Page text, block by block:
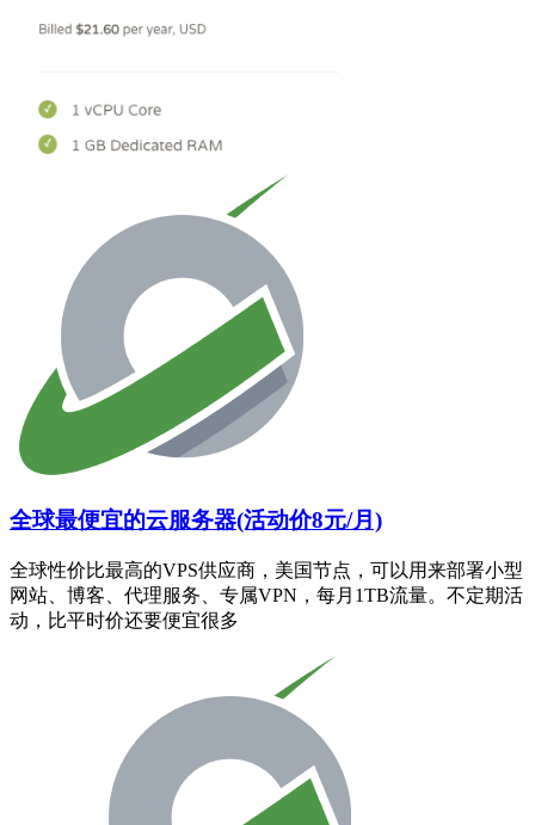
全球最便宜的云服务器(活动价8元/月)
全球性价比最高的VPS供应商，美国节点，可以用来部署小型
网站、博客、代理服务、专属VPN，每月1TB流量。不定期活
动，比平时价还要便宜很多